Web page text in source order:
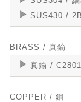
SUS430 / 2B
BRASS / 真鍮
真鍮 / C2801
COPPER / 銅